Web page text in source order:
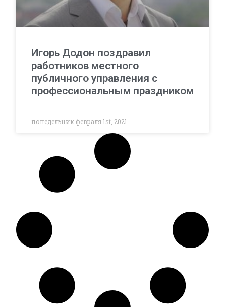
Игорь Додон поздравил
работников местного
публичного управления с
профессиональным праздником
понедельник февраля 1st, 2021